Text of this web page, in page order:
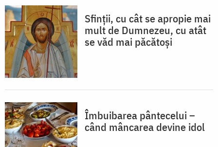
Sfinții, cu cât se apropie mai
mult de Dumnezeu, cu atât
se văd mai păcătoși
Îmbuibarea pântecelui –
când mâncarea devine idol